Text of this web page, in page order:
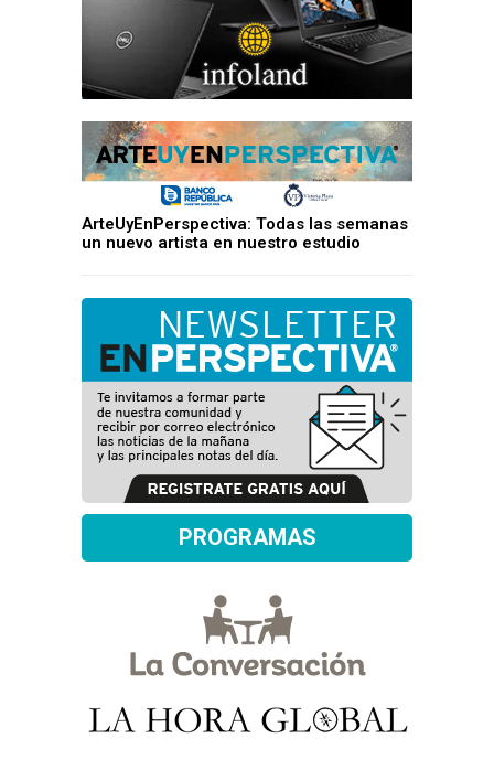
ArteUyEnPerspectiva: Todas las semanas
un nuevo artista en nuestro estudio
PROGRAMAS